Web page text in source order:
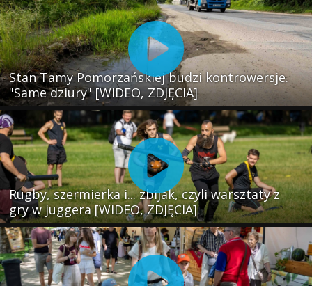
Stan Tamy Pomorzańskiej budzi kontrowersje.
"Same dziury" [WIDEO, ZDJĘCIA]
Rugby, szermierka i... zbijak, czyli warsztaty z
gry w juggera [WIDEO, ZDJĘCIA]